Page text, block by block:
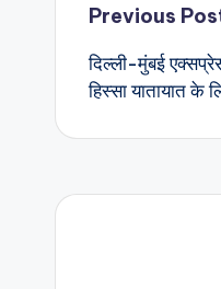
Post
Previous
दिल्ली-मुंबई
हिस्सा यातायात के